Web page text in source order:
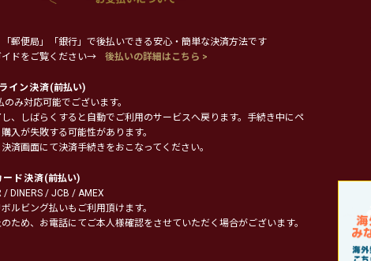
郵便局」「銀行」で後払いできる安心・簡単な決済方法です
イドをご覧ください→
後払いの詳細はこちら >
イン決済(前払い)
み対応可能でございます。
、しばらくすると自動でご利用のサービスへ戻ります。手続き中にペ
入が失敗する可能性があります。
済画面にて決済手続きをおこなってください。
ード決済(前払い)
/ DINERS / JCB / AMEX
ルビング払いもご利用頂けます。
ため、お電話にてご本人様確認をさせていただく場合がございます。